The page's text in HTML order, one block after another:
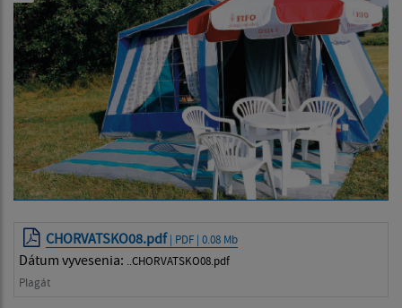
CHORVATSKO08.pdf | PDF | 0.08 Mb
Dátum vyvesenia:
..CHORVATSKO08.pdf
Plagát